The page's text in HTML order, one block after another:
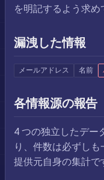
を明記するよう求め
漏洩した情報
メールアドレス 名前
各情報源の報告
4 つの独立したデー
り、件数は必ずし
提供元自身の集計で